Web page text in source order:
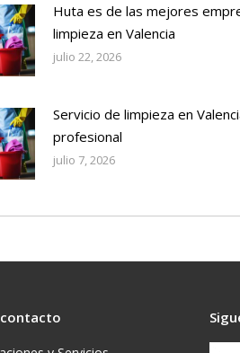
Huta es de las mejores
limpieza en Valencia
julio 22, 2026
Servicio de limpieza en
profesional
julio 7, 2026